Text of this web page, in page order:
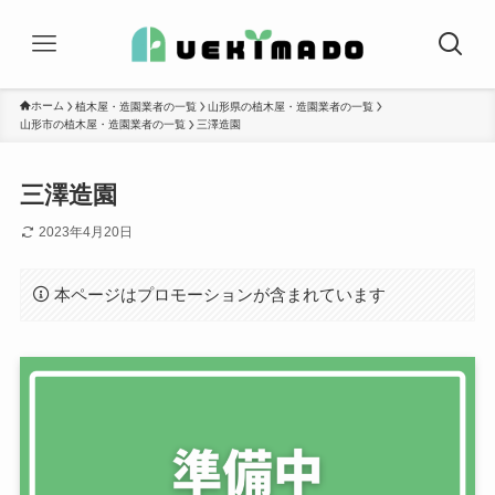
ホーム 植木屋・造園業者の一覧
山形県の植木屋・造園業者の一覧
山形市の植木屋・造園業者の一覧
三澤造園
三澤造園
2023年4月20日
本ページはプロモーションが含まれています